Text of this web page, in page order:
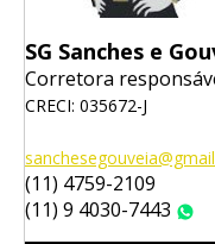
SG Sanches e
Corretora
CRECI: 035672-J
(11) 4759-2109
(11) 9 4030-7443